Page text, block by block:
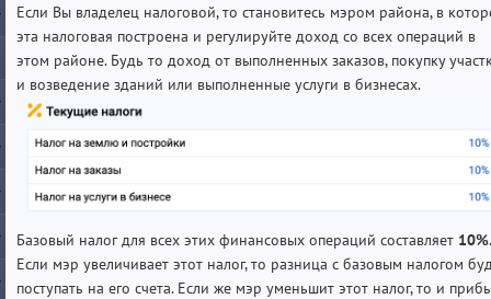
Если Вы владелец налоговой, то становитесь мэром района, в
эта налоговая построена и регулируйте доход со всех операций в
этом районе. Будь то доход от выполненных заказов, покупку
и возведение зданий или выполненные услуги в бизнесах.
Базовый налог для всех этих финансовых операций составляет 10%.
Если мэр увеличивает этот налог, то разница с базовым налогом
поступать на его счета. Если же мэр уменьшит этот налог, то и